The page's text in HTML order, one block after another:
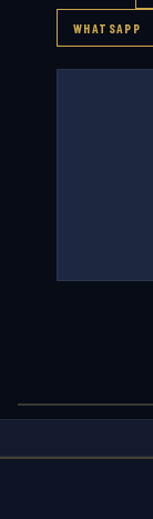
WHATSAPP